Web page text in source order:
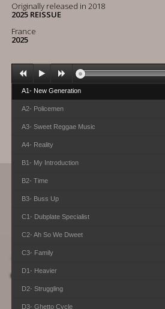
Originally released in 2018
2025 REISSUE
France
2025
A1- New Generation
A2- Policemen
A3- Sweet Reggae Music
A4- Reality
B1- My Introduction
B2- Time
B3- Buss Up
C1- Dubplate Specialist
C2- Ah So We Dweet
C3- Family
D1- Heavier
D2- Struggling
D3- Ghetto Cycle